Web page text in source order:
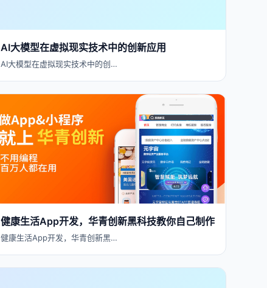
AI大模型在虚拟现实技术中的创新应用
AI大模型在虚拟现实技术中的创…
健康生活App开发，华青创新黑科技教你自己制作
健康生活App开发，华青创新黑…